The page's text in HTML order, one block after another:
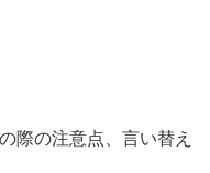
際の注意点、言い替え